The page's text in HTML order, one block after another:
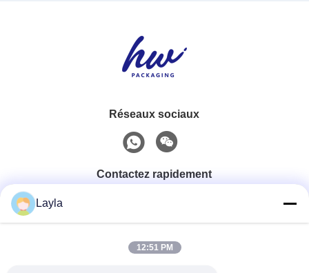
Réseaux sociaux
Contactez rapidement
0086-18688885859
Layla
12:51 PM